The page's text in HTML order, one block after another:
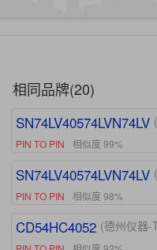
相同品牌(20)
SN74LV40574LVN74LV
PIN TO PIN 相似度 99%
SN74LV40574LVN74LV
PIN TO PIN 相似度 98%
CD54HC4052 (德州仪器-